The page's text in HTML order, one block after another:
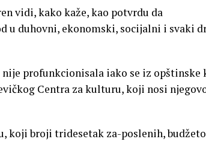
vidi, kako kaže, kao potvrdu da
u duhovni, ekonomski, socijalni i svaki
profunkcionisala iako se iz opštinske
Centra za kulturu, koji nosi
koji broji tridesetak za-poslenih,